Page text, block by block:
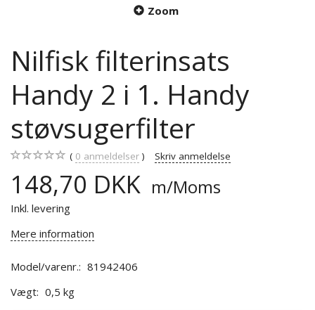
Zoom
Nilfisk filterinsats
Handy 2 i 1. Handy
støvsugerfilter
0 anmeldelser Skriv anmeldelse
148,70 DKK m/Moms
Inkl. levering
Mere information
Model/varenr.: 81942406
Vægt: 0,5 kg